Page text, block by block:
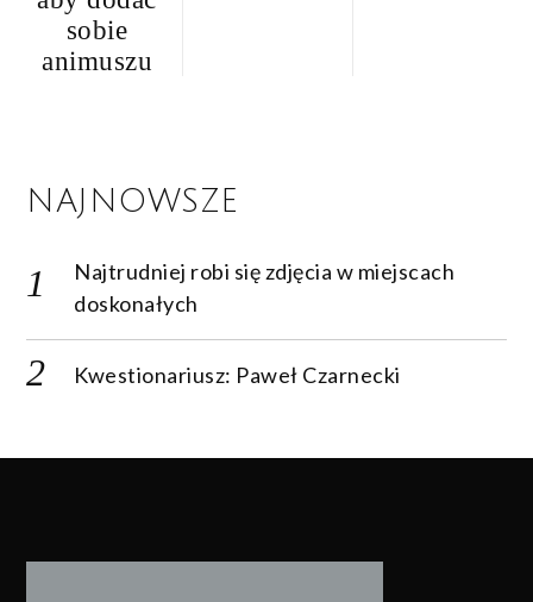
sobie
animuszu
NAJNOWSZE
Najtrudniej robi się zdjęcia w miejscach
doskonałych
Kwestionariusz: Paweł Czarnecki